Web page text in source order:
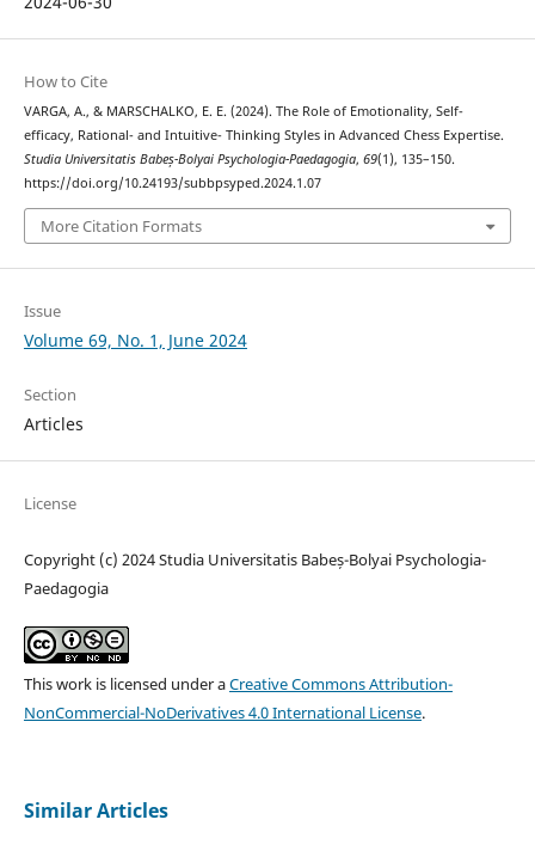
How to Cite
VARGA, A., & MARSCHALKO, E. E. (2024). The Role of Emotionality, Self-
efficacy, Rational- and Intuitive- Thinking Styles in Advanced Chess Expertise.
Studia Universitatis Babeș-Bolyai Psychologia-Paedagogia, 69(1), 135–150.
https://doi.org/10.24193/subbpsyped.2024.1.07
More Citation Formats
Issue
Volume 69, No. 1, June 2024
Section
Articles
License
Copyright (c) 2024 Studia Universitatis Babeș-Bolyai Psychologia-
Paedagogia
This work is licensed under aCreative Commons Attribution-
NonCommercial-NoDerivatives 4.0 International License.
Similar Articles